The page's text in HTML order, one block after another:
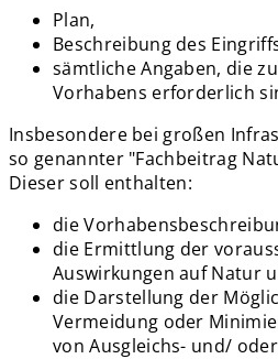
Plan,
Beschreibung des
sämtliche Angaben, die
Vorhabens erforderlich
Insbesondere bei großen
so genannter "Fachbeitrag
Dieser soll enthalten:
die
die Ermittlung der
Auswirkungen auf Natur
die Darstellung der
Vermeidung oder
von Ausgleichs- und/